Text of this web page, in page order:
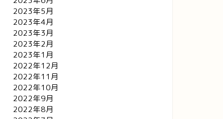
2023年5月
2023年4月
2023年3月
2023年2月
2023年1月
2022年12月
2022年11月
2022年10月
2022年9月
2022年8月